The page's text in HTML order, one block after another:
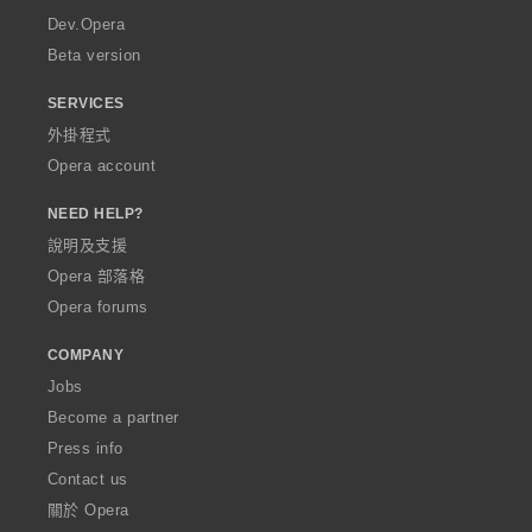
a
Dev.Opera
Beta version
SERVICES
外掛程式
Opera account
NEED HELP?
說明及支援
Opera 部落格
Opera forums
COMPANY
Jobs
Become a partner
Press info
Contact us
關於 Opera